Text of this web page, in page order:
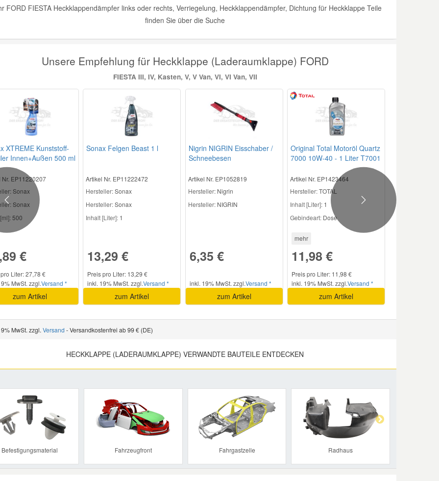
FORD FIESTA Heckklappendämpfer links oder rechts, Verriegelung, Heckklappendämpfer, Dichtung für Heckklappe Teile
finden Sie über die Suche
Unsere Empfehlung für Heckklappe (Laderaumklappe) FORD
FIESTA III, IV, Kasten, V, V Van, VI, VI Van, VII
XTREME Kunststoff-
Innen+Außen 500 ml
Nr. EP11220207
: Sonax
Sonax
500
€
Liter: 27,78 €
MwSt. zzgl.Versand *
zum Artikel
Sonax Felgen Beast 1 l
Artikel Nr. EP11222472
Hersteller: Sonax
Hersteller:Sonax
Inhalt [Liter]: 1
13,29 €
Preis pro Liter: 13,29 €
inkl. 19% MwSt. zzgl.Versand *
zum Artikel
Nigrin NIGRIN Eisschaber /
Schneebesen
Artikel Nr. EP1052819
Hersteller: Nigrin
Hersteller:NIGRIN
6,35 €
inkl. 19% MwSt. zzgl.Versand *
zum Artikel
Original Total Motoröl Quartz
7000 10W-40 - 1 Liter T7001
Artikel Nr. EP1423464
Hersteller:TOTAL
Inhalt [Liter]: 1
Gebindeart: Dose
mehr
11,98 €
Preis pro Liter: 11,98 €
inkl. 19% MwSt. zzgl.Versand *
zum Artikel
Previous Next
MwSt. zzgl. Versand - Versandkostenfrei ab 99 € (DE)
HECKKLAPPE (LADERAUMKLAPPE) VERWANDTE BAUTEILE ENTDECKEN
Befestigungsmaterial Fahrzeugfront Fahrgastzelle Radhaus
Previous